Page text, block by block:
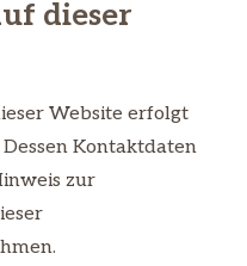
dieser
Website erfolgt
Kontaktdaten
zur